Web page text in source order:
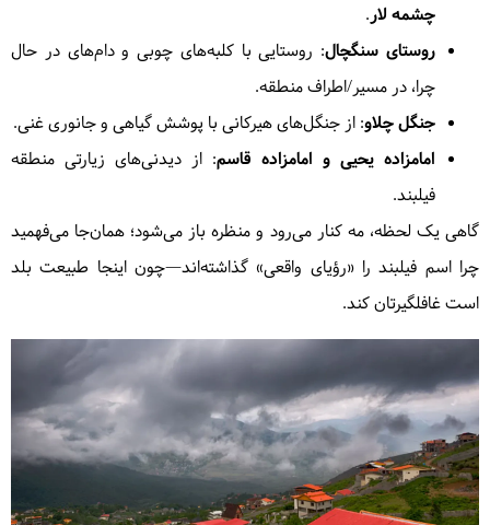
چشمه لار.
روستای سنگچال: روستایی با کلبه‌های چوبی و دام‌های در حال
چرا، در مسیر/اطراف منطقه.
جنگل چلاو: از جنگل‌های هیرکانی با پوشش گیاهی و جانوری غنی.
امامزاده یحیی و امامزاده قاسم: از دیدنی‌های زیارتی منطقه
فیلبند.
گاهی یک لحظه، مه کنار می‌رود و منظره باز می‌شود؛ همان‌جا می‌فهمید
چرا اسم فیلبند را «رؤیای واقعی» گذاشته‌اند—چون اینجا طبیعت بلد
است غافلگیرتان کند.